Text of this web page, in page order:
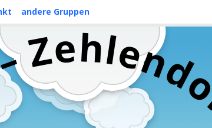
andere Gruppen
Zehlend